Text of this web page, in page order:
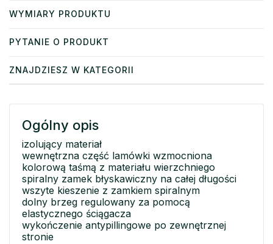
WYMIARY PRODUKTU
PYTANIE O PRODUKT
ZNAJDZIESZ W KATEGORII
Ogólny opis
izolujący materiał
wewnętrzna część lamówki wzmocniona
kolorową taśmą z materiału wierzchniego
spiralny zamek błyskawiczny na całej długości
wszyte kieszenie z zamkiem spiralnym
dolny brzeg regulowany za pomocą
elastycznego ściągacza
wykończenie antypillingowe po zewnętrznej
stronie